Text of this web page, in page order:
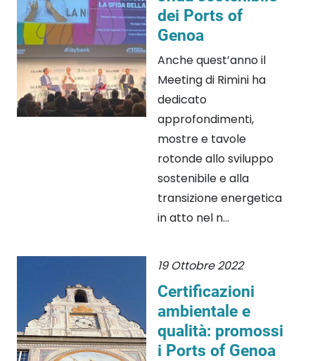
dei Ports of
Genoa
Anche quest’anno il
Meeting di Rimini ha
dedicato
approfondimenti,
mostre e tavole
rotonde allo sviluppo
sostenibile e alla
transizione energetica
in atto nel n...
19 Ottobre 2022
Certificazioni
ambientale e
qualità: promossi
i Ports of Genoa